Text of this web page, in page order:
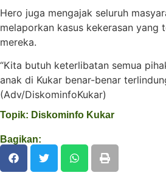
Hero juga mengajak seluruh
melaporkan kasus kekerasan yang
mereka.
“Kita butuh keterlibatan semua
anak di Kukar benar-benar
(Adv/DiskominfoKukar)
Topik: Diskominfo Kukar
Bagikan: